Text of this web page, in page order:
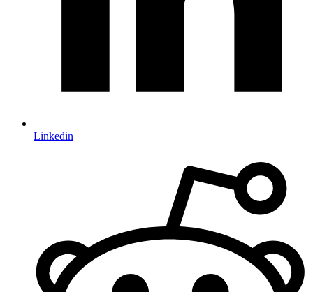
Linkedin